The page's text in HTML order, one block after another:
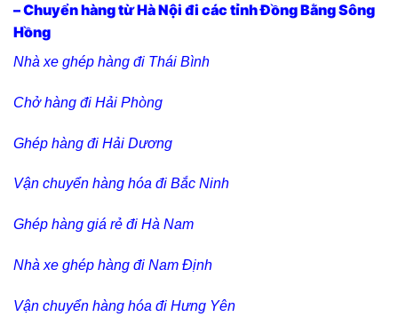
– Chuyển hàng từ Hà Nội đi các tỉnh Đồng Bằng Sông
Hồng
Nhà xe ghép hàng đi Thái Bình
Chở hàng đi Hải Phòng
Ghép hàng đi Hải Dương
Vận chuyển hàng hóa đi Bắc Ninh
Ghép hàng giá rẻ đi Hà Nam
Nhà xe ghép hàng đi Nam Định
Vận chuyển hàng hóa đi Hưng Yên